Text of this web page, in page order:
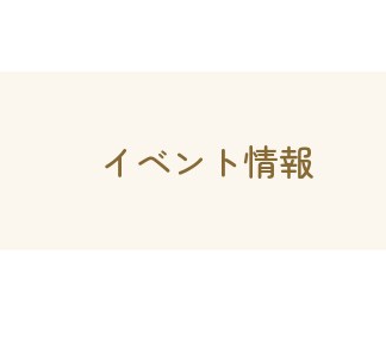
イベント情報